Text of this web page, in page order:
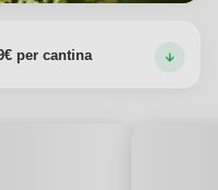
per cantina